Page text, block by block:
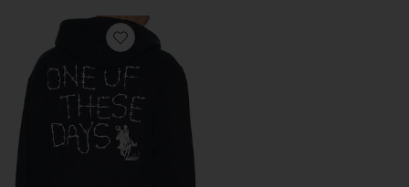
Favorite BARBED 후디